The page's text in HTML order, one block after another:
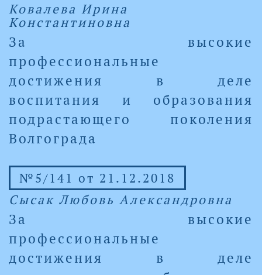
Ковалева Ирина
Константиновна
За высокие
профессиональные
достижения в деле
воспитания и образования
подрастающего поколения
Волгограда
№5/141 от 21.12.2018
Сысак Любовь Александровна
За высокие
профессиональные
достижения в деле